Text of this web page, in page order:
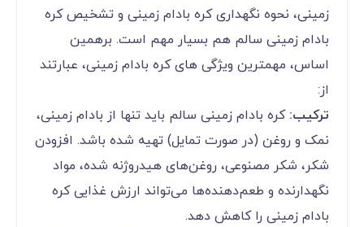
زمینی، نحوه نگهداری کره بادام زمینی و تشخیص کره
بادام زمینی سالم هم بسیار مهم است. برهمین
اساس، مهمترین ویژگی های کره بادام زمینی، عبارتند
از:
ترکیب:کره بادام زمینی سالم باید تنها از بادام زمینی،
نمک و روغن (در صورت تمایل) تهیه شده باشد. افزودن
شکر، شکر مصنوعی، روغن‌های هیدروژنه شده، مواد
نگهدارنده و طعم‌دهنده‌ها می‌تواند ارزش غذایی کره
بادام زمینی را کاهش دهد.